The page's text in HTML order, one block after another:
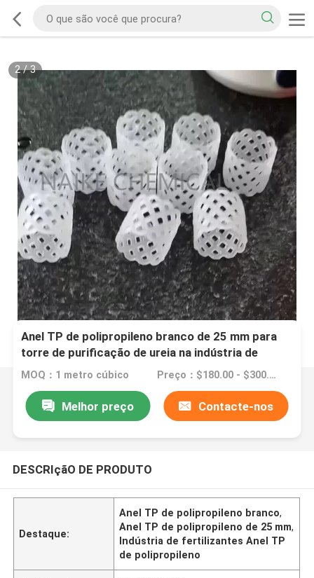
2/3
Anel TP de polipropileno branco de 25 mm para
torre de purificação de ureia na indústria de
fertilizantes
MOQ：1 metro cúbico Preço：$180.00 - $300.00/ cubic meter
Melhor preço Contacte-nos
DESCRIçãO DE PRODUTO
Destaque:
Anel TP de polipropileno branco,
Anel TP de polipropileno de 25 mm,
Indústria de fertilizantes Anel TP
de polipropileno